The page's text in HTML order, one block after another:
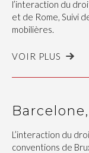
l’interaction du
et de Rome, Suivi
mobilières.
VOIR PLUS
L’interaction du
conventions de